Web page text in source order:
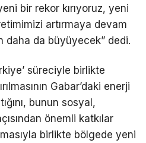
bir rekor kırıyoruz, yeni
artırmaya devam
daha da büyüyecek” dedi.
süreciyle birlikte
Gabar’daki enerji
bunun sosyal,
önemli katkılar
birlikte bölgede yeni